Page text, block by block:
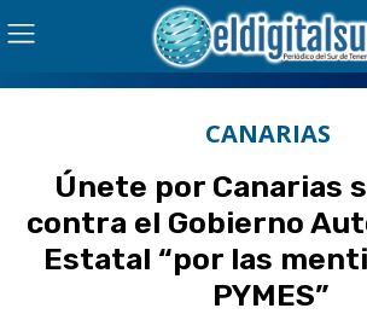
CANARIAS
Únete por Canarias
contra el Gobierno
Estatal “por las
PYMES”